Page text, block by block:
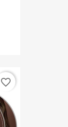
favorite_border